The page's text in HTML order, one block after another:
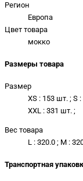
Регион
Европа
Цвет товара
мокко
Размеры товара
Размер
XS : 153 шт. ; S
XXL : 331 шт. ;
Вес товара
L : 320.0 ; M :
Транспортная